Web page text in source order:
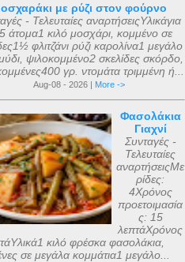
με ρύζι στον φούρνο
- Τελευταίες αναρτήσειςΥλικάγια
άτομα1 κιλό μοσχάρι, κομμένο σε
φλιτζάνι ρύζι καρολίνα1 μεγάλο
ψιλοκομμένο2 σκελίδες σκόρδο,
γρ. ντομάτα τριμμένη ή...
Aug-08 - 2026 | More ->
Φασολάκια
Γιαχνί
Συνταγές -
Τελευταίες
αναρτήσειςΜε
ρίδες:
4Χρόνος
προετοιμασία
ς: 15
λεπτάΧρόνος
κιλό φρέσκα φασολάκια,
σε μεγάλα κομμάτια1 μεγάλο...